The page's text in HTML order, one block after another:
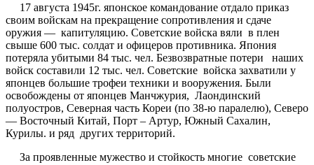
17 августа 1945г. японское командование отдало приказ
своим войскам на прекращение сопротивления и сдаче
оружия — капитуляцию. Советские войска вяли в плен
свыше 600 тыс. солдат и офицеров противника. Япония
потеряла убитыми 84 тыс. чел. Безвозвратные потери наших
войск составили 12 тыс. чел. Советские войска захватили у
японцев большие трофеи техники и вооружения. Были
освобождены от японцев Манчжурия, Лаондинский
полуостров, Северная часть Кореи (по 38-ю паралелю), Северо
— Восточный Китай, Порт – Артур, Южный Сахалин,
Курилы. и ряд других территорий.
За проявленные мужество и стойкость многие советские